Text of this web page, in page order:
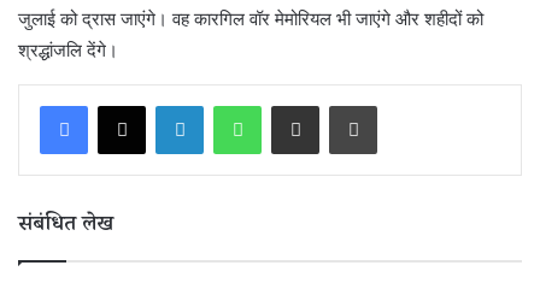
जुलाई को द्रास जाएंगे। वह कारगिल वॉर मेमोरियल भी जाएंगे और शहीदों को
श्रद्धांजलि देंगे।
LinkedInWhatsAppShare via Email Print
संबंधित लेख